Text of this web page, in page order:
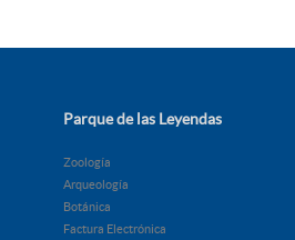
Parque de las Leyendas
Zoología
Arqueología
Botánica
Factura Electrónica